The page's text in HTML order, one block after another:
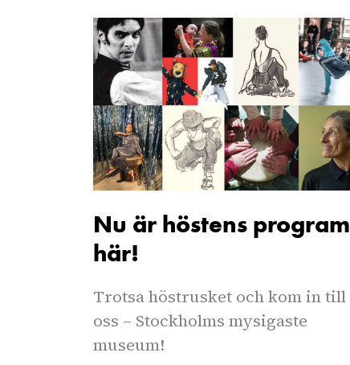
Nu är höstens program
här!
Trotsa höstrusket och kom in till
oss – Stockholms mysigaste
museum!